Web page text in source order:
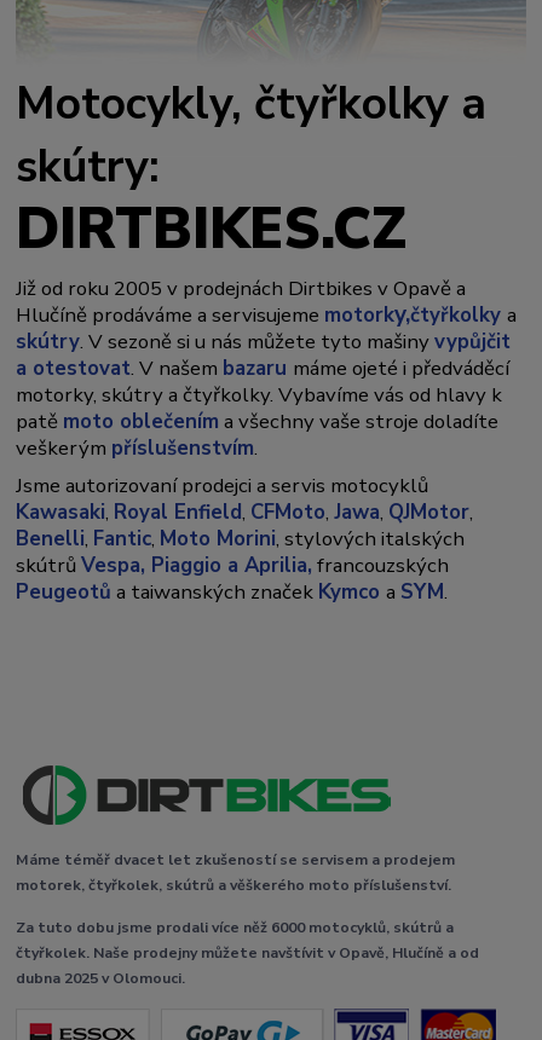
Motocykly, čtyřkolky a
skútry:
DIRTBIKES.CZ
Již od roku 2005 v prodejnách Dirtbikes v Opavě a
Hlučíně prodáváme a servisujeme motorky,čtyřkolkya
skútry. V sezoně si u nás můžete tyto mašinyvypůjčit
a otestovat. V našem bazaru máme ojeté i předváděcí
motorky, skútry a čtyřkolky. Vybavíme vás od hlavy k
patě moto oblečením a všechny vaše stroje doladíte
veškerým příslušenstvím.
Jsme autorizovaní prodejci a servis motocyklů
Kawasaki, Royal Enfield, CFMoto,Jawa, QJMotor,
Benelli, Fantic, Moto Morini, stylových italských
skútrůVespa, Piaggio a Aprilia, francouzských
Peugeotů a taiwanských značek Kymcoa SYM.
Máme téměř dvacet let zkušeností se servisem a prodejem
motorek, čtyřkolek, skútrů a věškerého moto příslušenství.
Za tuto dobu jsme prodali více něž 6000 motocyklů, skútrů a
čtyřkolek. Naše prodejny můžete navštívit v Opavě, Hlučíně a od
dubna 2025 v Olomouci.